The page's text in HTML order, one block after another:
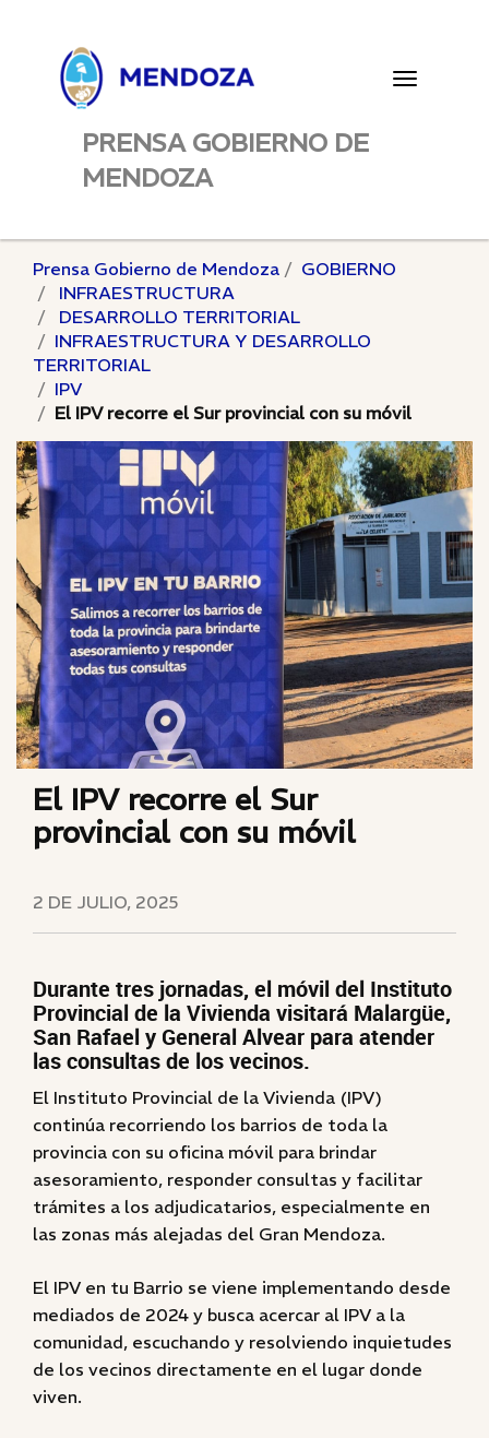
Toggle
PRENSA GOBIERNO DE
MENDOZA
Prensa Gobierno de Mendoza
GOBIERNO
INFRAESTRUCTURA
DESARROLLO TERRITORIAL
INFRAESTRUCTURA Y DESARROLLO
TERRITORIAL
IPV
El IPV recorre el Sur provincial con su móvil
El IPV recorre el Sur
provincial con su móvil
2 DE JULIO, 2025
Durante tres jornadas, el móvil del Instituto
Provincial de la Vivienda visitará Malargüe,
San Rafael y General Alvear para atender
las consultas de los vecinos.
El Instituto Provincial de la Vivienda (IPV)
continúa recorriendo los barrios de toda la
provincia con su oficina móvil para brindar
asesoramiento, responder consultas y facilitar
trámites a los adjudicatarios, especialmente en
las zonas más alejadas del Gran Mendoza.
El IPV en tu Barrio se viene implementando desde
mediados de 2024 y busca acercar al IPV a la
comunidad, escuchando y resolviendo inquietudes
de los vecinos directamente en el lugar donde
viven.